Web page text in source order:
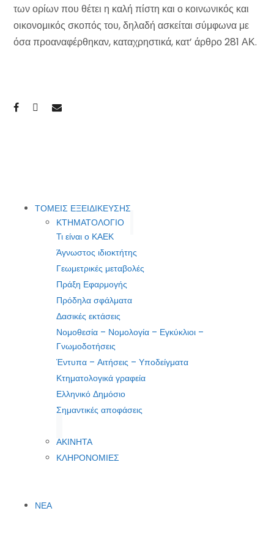
των ορίων που θέτει η καλή πίστη και ο κοινωνικός και
οικονομικός σκοπός του, δηλαδή ασκείται σύμφωνα με
όσα προαναφέρθηκαν, καταχρηστικά, κατ’ άρθρο 281 ΑΚ.
ΤΟΜΕΙΣ ΕΞΕΙΔΙΚΕΥΣΗΣ
ΚΤΗΜΑΤΟΛΟΓΙΟ
Τι είναι ο ΚΑΕΚ
Άγνωστος ιδιοκτήτης
Γεωμετρικές μεταβολές
Πράξη Εφαρμογής
Πρόδηλα σφάλματα
Δασικές εκτάσεις
Νομοθεσία – Νομολογία – Εγκύκλιοι –
Γνωμοδοτήσεις
Έντυπα – Αιτήσεις – Υποδείγματα
Κτηματολογικά γραφεία
Ελληνικό Δημόσιο
Σημαντικές αποφάσεις
ΑΚΙΝΗΤΑ
ΚΛΗΡΟΝΟΜΙΕΣ
ΝΕΑ